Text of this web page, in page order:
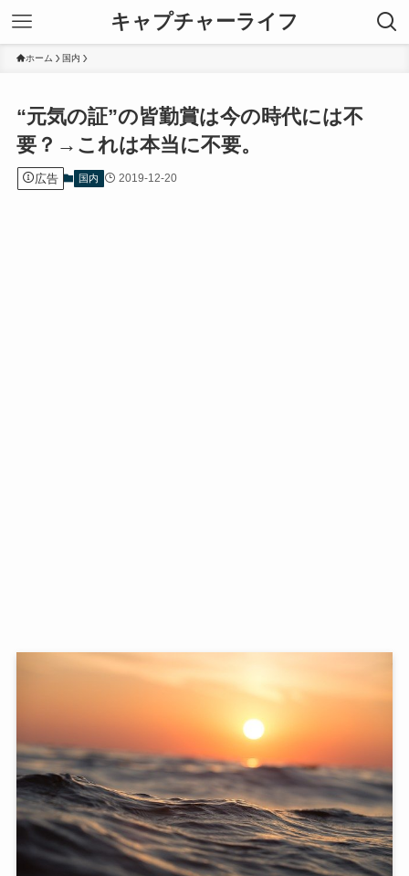
キャプチャーライフ
ホーム 国内
“元気の証”の皆勤賞は今の時代には不
要？→これは本当に不要。
広告 国内 2019-12-20